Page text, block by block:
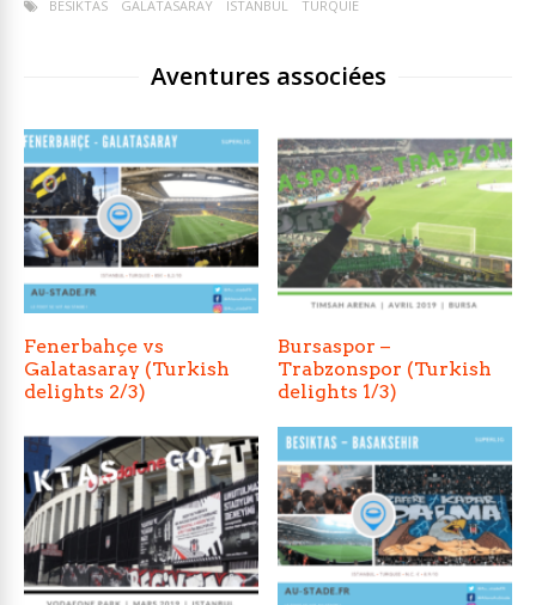
BESIKTAS GALATASARAY ISTANBUL TURQUIE
Aventures associées
Fenerbahçe vs
Galatasaray (Turkish
delights 2/3)
Bursaspor –
Trabzonspor (Turkish
delights 1/3)